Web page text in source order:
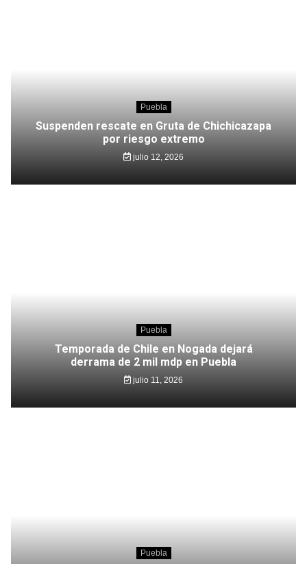
Puebla
Suspenden rescate en Gruta de Chichicazapa
por riesgo extremo
julio 12, 2026
Puebla
Temporada de Chile en Nogada dejará
derrama de 2 mil mdp en Puebla
julio 11, 2026
Puebla